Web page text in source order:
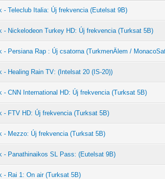
- Teleclub Italia: Új frekvencia (Eutelsat 9B)
- Nickelodeon Turkey HD: Új frekvencia (Turksat 5B)
- Persiana Rap : Új csatorna (TurkmenÄlem /
- Healing Rain TV: (Intelsat 20 (IS-20))
- CNN International HD: Új frekvencia (Turksat 5B)
- FTV HD: Új frekvencia (Turksat 5B)
- Mezzo: Új frekvencia (Turksat 5B)
- Panathinaikos SL Pass: (Eutelsat 9B)
- Rai 1: On air (Turksat 5B)